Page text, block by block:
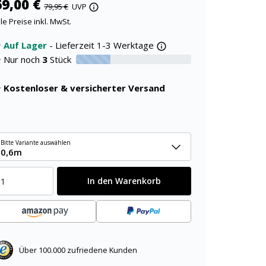
€ 79,95 € UVP
Preise inkl. MwSt.
Auf Lager - Lieferzeit 1-3 Werktage
Nur noch 3 Stück 30% verfügbar
Kostenloser & versicherter Versand
Bitte Variante auswählen
0,6m
In den Warenkorb
Über 100.000 zufriedene Kunden